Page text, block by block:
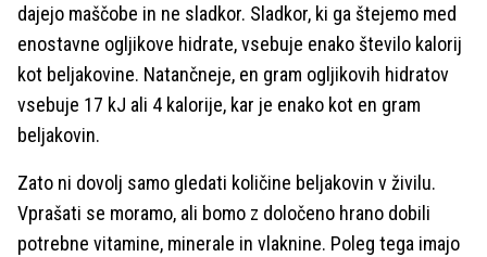
dajejo maščobe in ne sladkor. Sladkor, ki ga štejemo med
enostavne ogljikove hidrate, vsebuje enako število kalorij
kot beljakovine. Natančneje, en gram ogljikovih hidratov
vsebuje 17 kJ ali 4 kalorije, kar je enako kot en gram
beljakovin.
Zato ni dovolj samo gledati količine beljakovin v živilu.
Vprašati se moramo, ali bomo z določeno hrano dobili
potrebne vitamine, minerale in vlaknine. Poleg tega imajo